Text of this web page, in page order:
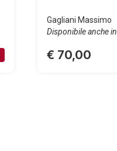
Gagliani Massimo
Disponibile anche in
€ 70,00